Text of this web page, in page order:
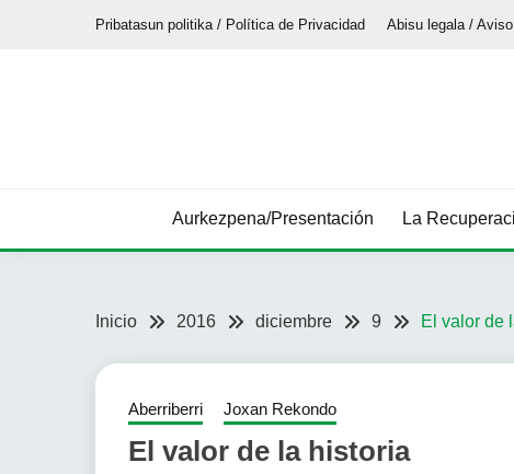
Pribatasun politika / Política de Privacidad Abisu legala / Aviso
Aurkezpena/Presentación La
Inicio 2016 diciembre 9 El valor de
Aberriberri Joxan Rekondo
El valor de la historia